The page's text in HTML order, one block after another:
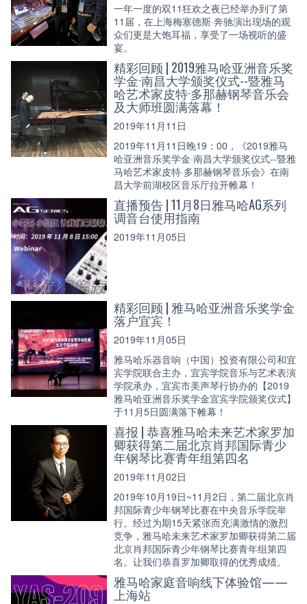
一年一度的双11狂欢之夜已经举办到了第
11届，在上海梅塞德斯·奔驰演出现场的观
众们更是大饱耳福，享受了一场视听的盛
宴。
精彩回顾 | 2019雅马哈亚洲音乐奖
学金·南昌大学颁奖仪式--暨雅马
哈艺术家皮特·多那赫钢琴音乐会
及大师班圆满落幕！
2019年11月11日
2019年11月11日晚19：00，《2019雅马
哈亚洲音乐奖学金·南昌大学颁奖仪式--暨雅
马哈艺术家皮特·多那赫钢琴音乐会》在南
昌大学前湖校区音乐厅拉开帷幕！
直播预告 | 11月8日雅马哈AG系列
调音台使用指南
2019年11月05日
精彩回顾 | 雅马哈亚洲音乐奖学金
落户宜宾！
2019年11月05日
雅马哈乐器音响（中国）投资有限公司和宜
宾学院联合主办，宜宾学院音乐与艺术表演
学院承办，宜宾市美声琴行协办的【2019
雅马哈亚洲音乐奖学金宜宾学院颁奖仪式】
于11月5日圆满落下帷幕！
喜报 | 恭喜雅马哈未来艺术家罗加
卿获得第二届北京肖邦国际青少
年钢琴比赛青年组第四名
2019年11月02日
2019年10月19日~11月2日，第二届北京肖
邦国际青少年钢琴比赛在中央音乐学院举
行。经过为期15天紧张而充满激情的激烈
竞争，雅马哈未来艺术家罗加卿获得第二届
北京肖邦国际青少年钢琴比赛青年组第四
名。让我们恭喜罗加卿取得的优秀成绩。
雅马哈家庭音响线下体验馆——
上海站